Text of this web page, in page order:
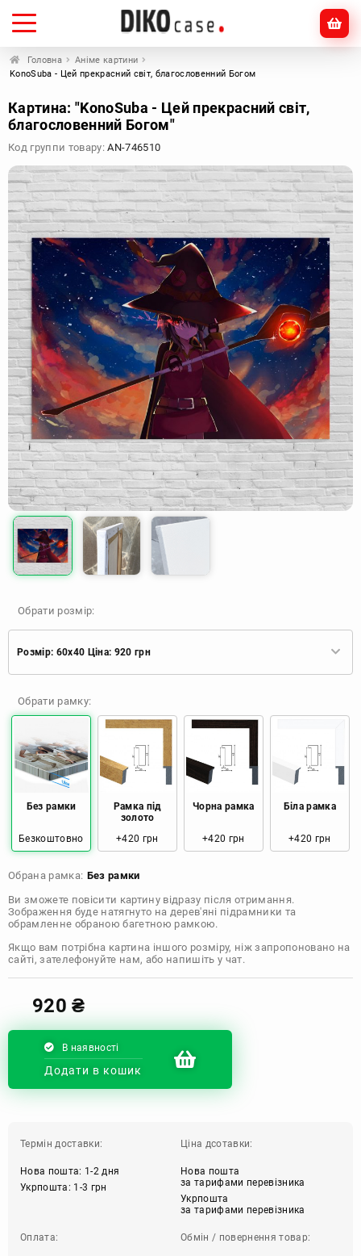
Головна
Аніме картини
KonoSuba - Цей прекрасний світ, благословенний Богом
Картина: "KonoSuba - Цей прекрасний світ,
благословенний Богом"
Код группи товару:AN-746510
Обрати розмір:
Розмір: 60x40 Ціна: 920 грн
Розмір: 90x60 Ціна: 1650 грн
Розмір: 120x80 Ціна: 2050 грн
Обрати рамку:
Без рамки
Безкоштовно
Рамка під
золото
+420 грн
Чорна рамка
+420 грн
Біла рамка
+420 грн
Обрана рамка: Без рамки
Ви зможете повісити картину відразу після отримання.
Зображення буде натягнуто на дерев'яні підрамники та
обрамленне обраною багетною рамкою.
Якщо вам потрібна картина іншого розміру, ніж запропоновано на
сайті, зателефонуйте нам, або напишіть у чат.
920₴
В наявності
Додати в кошик
Термін доставки:
Нова пошта: 1-2 дня
Укрпошта: 1-3 грн
Ціна дсотавки:
Нова пошта
за тарифами перевізника
Укрпошта
за тарифами перевізника
Оплата: Обмін / повернення товар: